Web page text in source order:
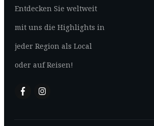
Entdecken Sie weltweit
mit uns die Highlights in
jeder Region als Local
oder auf Reisen!